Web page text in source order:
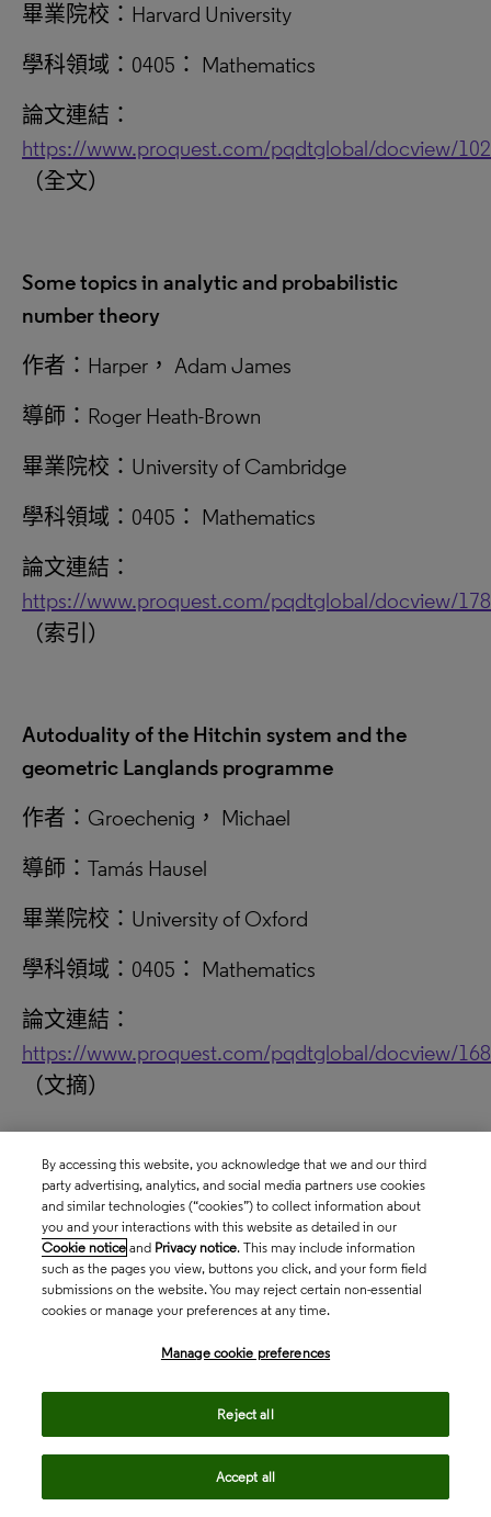
畢業院校：Harvard University
學科領域：0405： Mathematics
論文連結：
https://www.proquest.com/pqdtglobal/docview/
（全文）
Some topics in analytic and probabilistic
number theory
作者：Harper， Adam James
導師：Roger Heath-Brown
畢業院校：University of Cambridge
學科領域：0405： Mathematics
論文連結：
https://www.proquest.com/pqdtglobal/docview/
（索引）
Autoduality of the Hitchin system and the
geometric Langlands programme
作者：Groechenig， Michael
導師：Tamás Hausel
畢業院校：University of Oxford
學科領域：0405： Mathematics
論文連結：
https://www.proquest.com/pqdtglobal/docview/
（文摘）
On some rigidity properties in pdes
作者：Rüland， Angkana
導師：Herbert Koch
學科領域：0405： Mathematics
https://www.proquest.com/pqdtglobal/docview/
By accessing this website, you acknowledge that we and our third
party advertising, analytics, and social media partners use cookies
and similar technologies (“cookies”) to collect information about
you and your interactions with this website as detailed in our
Cookie notice and Privacy notice. This may include information
such as the pages you view, buttons you click, and your form field
submissions on the website. You may reject certain non-essential
cookies or manage your preferences at any time.
Manage cookie preferences
Reject all
Accept all